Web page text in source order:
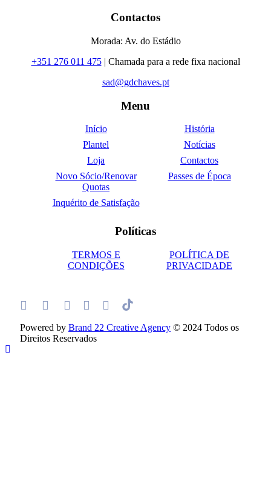
Contactos
Morada: Av. do Estádio
+351 276 011 475| Chamada para a rede fixa nacional
sad@gdchaves.pt
Menu
Início
História
Plantel
Notícias
Loja
Contactos
Novo Sócio/Renovar
Quotas
Passes de Época
Inquérito de Satisfação
Políticas
TERMOS E
CONDIÇÕES
POLÍTICA DE
PRIVACIDADE
Powered by Brand 22 Creative Agency © 2024 Todos os
Direitos Reservados